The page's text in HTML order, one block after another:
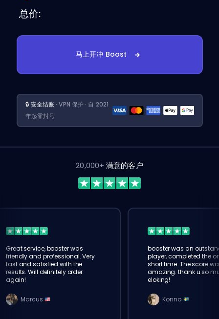
总价:
马上开冲 Boost
🔒 安全结账 · VPN 保护 · 自 2021
年起零封号
20,000+满意的客户
Great service, booster was
friendly and professional. Very
fast and satisfied with the
results. Will definitely order
again!
Marcus
booster was an
player, completed the
short time. The score
amazing. thank u so
eloking!
Konno